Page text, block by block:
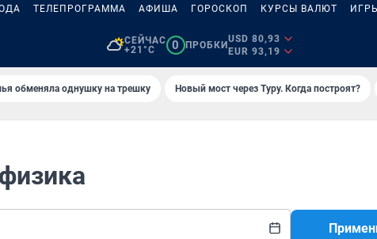
ТЕЛЕПРОГРАММА АФИША ГОРОСКОП КУРСЫ ВАЛЮТ
СЕЙЧАС
+21°C
0 ПРОБКИ
USD 80,93
EUR 93,19
обменяла однушку на трешку Новый мост через Туру. Когда построят?